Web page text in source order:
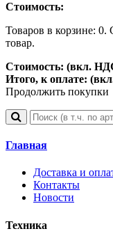
Стоимость:
Товаров в корзине: 0.
товар.
Стоимость: (вкл.
Итого, к оплате:
Продолжить покупки
Главная
Доставка и
Контакты
Новости
Техника